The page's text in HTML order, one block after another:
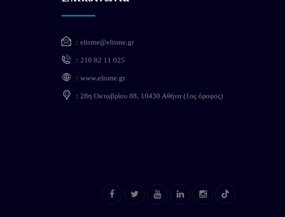
elisme@elisme.gr
210 82 11 025
www.elisme.gr
28η Οκτωβρίου 88, 10430 Αθήνα (1ος όροφος)